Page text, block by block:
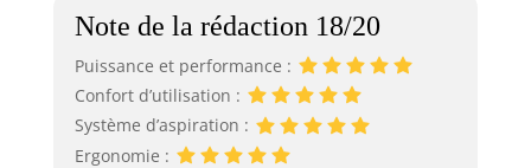
Note de la rédaction 18/20
Puissance et performance :
Confort d’utilisation :
Système d’aspiration :
Ergonomie :